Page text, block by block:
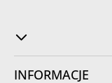
INFORMACJE